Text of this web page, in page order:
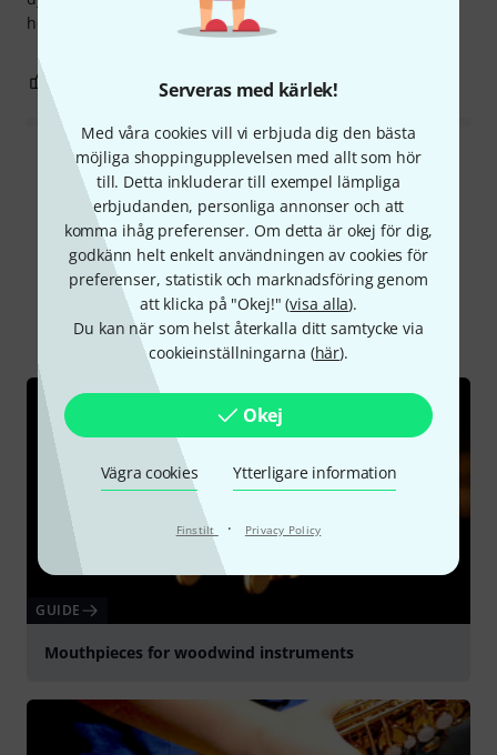
Serveras med kärlek!
Med våra cookies vill vi erbjuda dig den bästa
möjliga shoppingupplevelsen med allt som hör
till. Detta inkluderar till exempel lämpliga
erbjudanden, personliga annonser och att
komma ihåg preferenser. Om detta är okej för dig,
godkänn helt enkelt användningen av cookies för
preferenser, statistik och marknadsföring genom
att klicka på "Okej!" (visa alla).
Du kan när som helst återkalla ditt samtycke via
cookieinställningarna (här).
Okej
Vägra cookies Ytterligare information
Finstilt · Privacy Policy
hela registret.
ANMÄL RECENSION
Läs alla recensioner
Visste du?
Alla Onlineguide
GUIDE
Mouthpieces for woodwind instruments